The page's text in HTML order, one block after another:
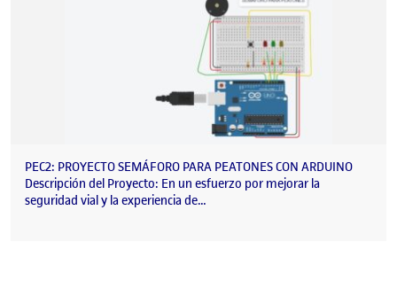
PEC2: PROYECTO SEMÁFORO PARA PEATONES CON ARDUINO
Descripción del Proyecto: En un esfuerzo por mejorar la
seguridad vial y la experiencia de…